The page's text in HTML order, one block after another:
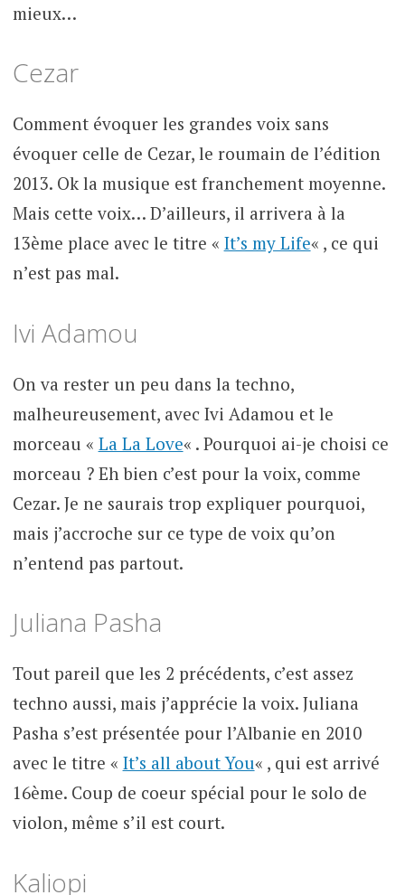
mieux…
Cezar
Comment évoquer les grandes voix sans
évoquer celle de Cezar, le roumain de l’édition
2013. Ok la musique est franchement moyenne.
Mais cette voix… D’ailleurs, il arrivera à la
13ème place avec le titre « It’s my Life« , ce qui
n’est pas mal.
Ivi Adamou
On va rester un peu dans la techno,
malheureusement, avec Ivi Adamou et le
morceau « La La Love« . Pourquoi ai-je choisi ce
morceau ? Eh bien c’est pour la voix, comme
Cezar. Je ne saurais trop expliquer pourquoi,
mais j’accroche sur ce type de voix qu’on
n’entend pas partout.
Juliana Pasha
Tout pareil que les 2 précédents, c’est assez
techno aussi, mais j’apprécie la voix. Juliana
Pasha s’est présentée pour l’Albanie en 2010
avec le titre « It’s all about You« , qui est arrivé
16ème. Coup de coeur spécial pour le solo de
violon, même s’il est court.
Kaliopi